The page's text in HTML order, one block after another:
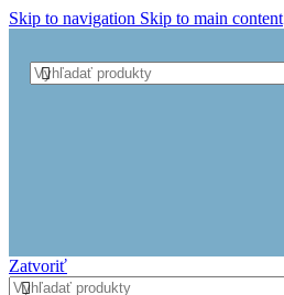
Skip to navigation Skip to main content
Zatvoriť